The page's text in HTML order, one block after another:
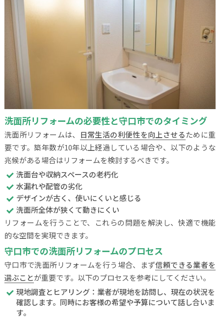
洗面所リフォームの必要性と守口市でのタイミング
洗面所リフォームは、 日常生活の利便性を向上させるために重
要です。築年数が10年以上経過している場合や、以下のような
兆候がある場合はリフォームを検討するべきです。
洗面台や収納スペースの老朽化
水漏れや配管の劣化
デザインが古く、使いにくいと感じる
洗面所全体が狭くて動きにくい
リフォームを行うことで、これらの問題を解決し、快適で機能
的な空間を実現できます。
守口市での洗面所リフォームのプロセス
守口市で洗面所リフォームを行う場合、まず信頼できる業者を
選ぶことが重要です。以下のプロセスを参考にしてください。
現地調査とヒアリング：業者が現地を訪問し、現在の状況を
確認します。同時にお客様の希望や予算について話し合いま
す。